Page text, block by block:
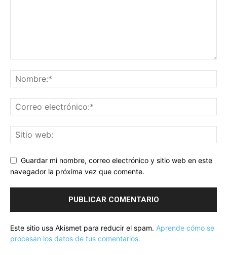
Guardar mi nombre, correo electrónico y sitio web en este
navegador la próxima vez que comente.
Este sitio usa Akismet para reducir el spam. Aprende cómo se
procesan los datos de tus comentarios.